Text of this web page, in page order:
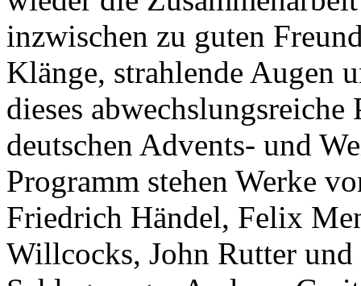
inzwischen zu guten
Klänge, strahlende Augen
dieses
deutschen Advents- und
Programm stehen Werke
Friedrich Händel, Felix
Willcocks, John Rutter